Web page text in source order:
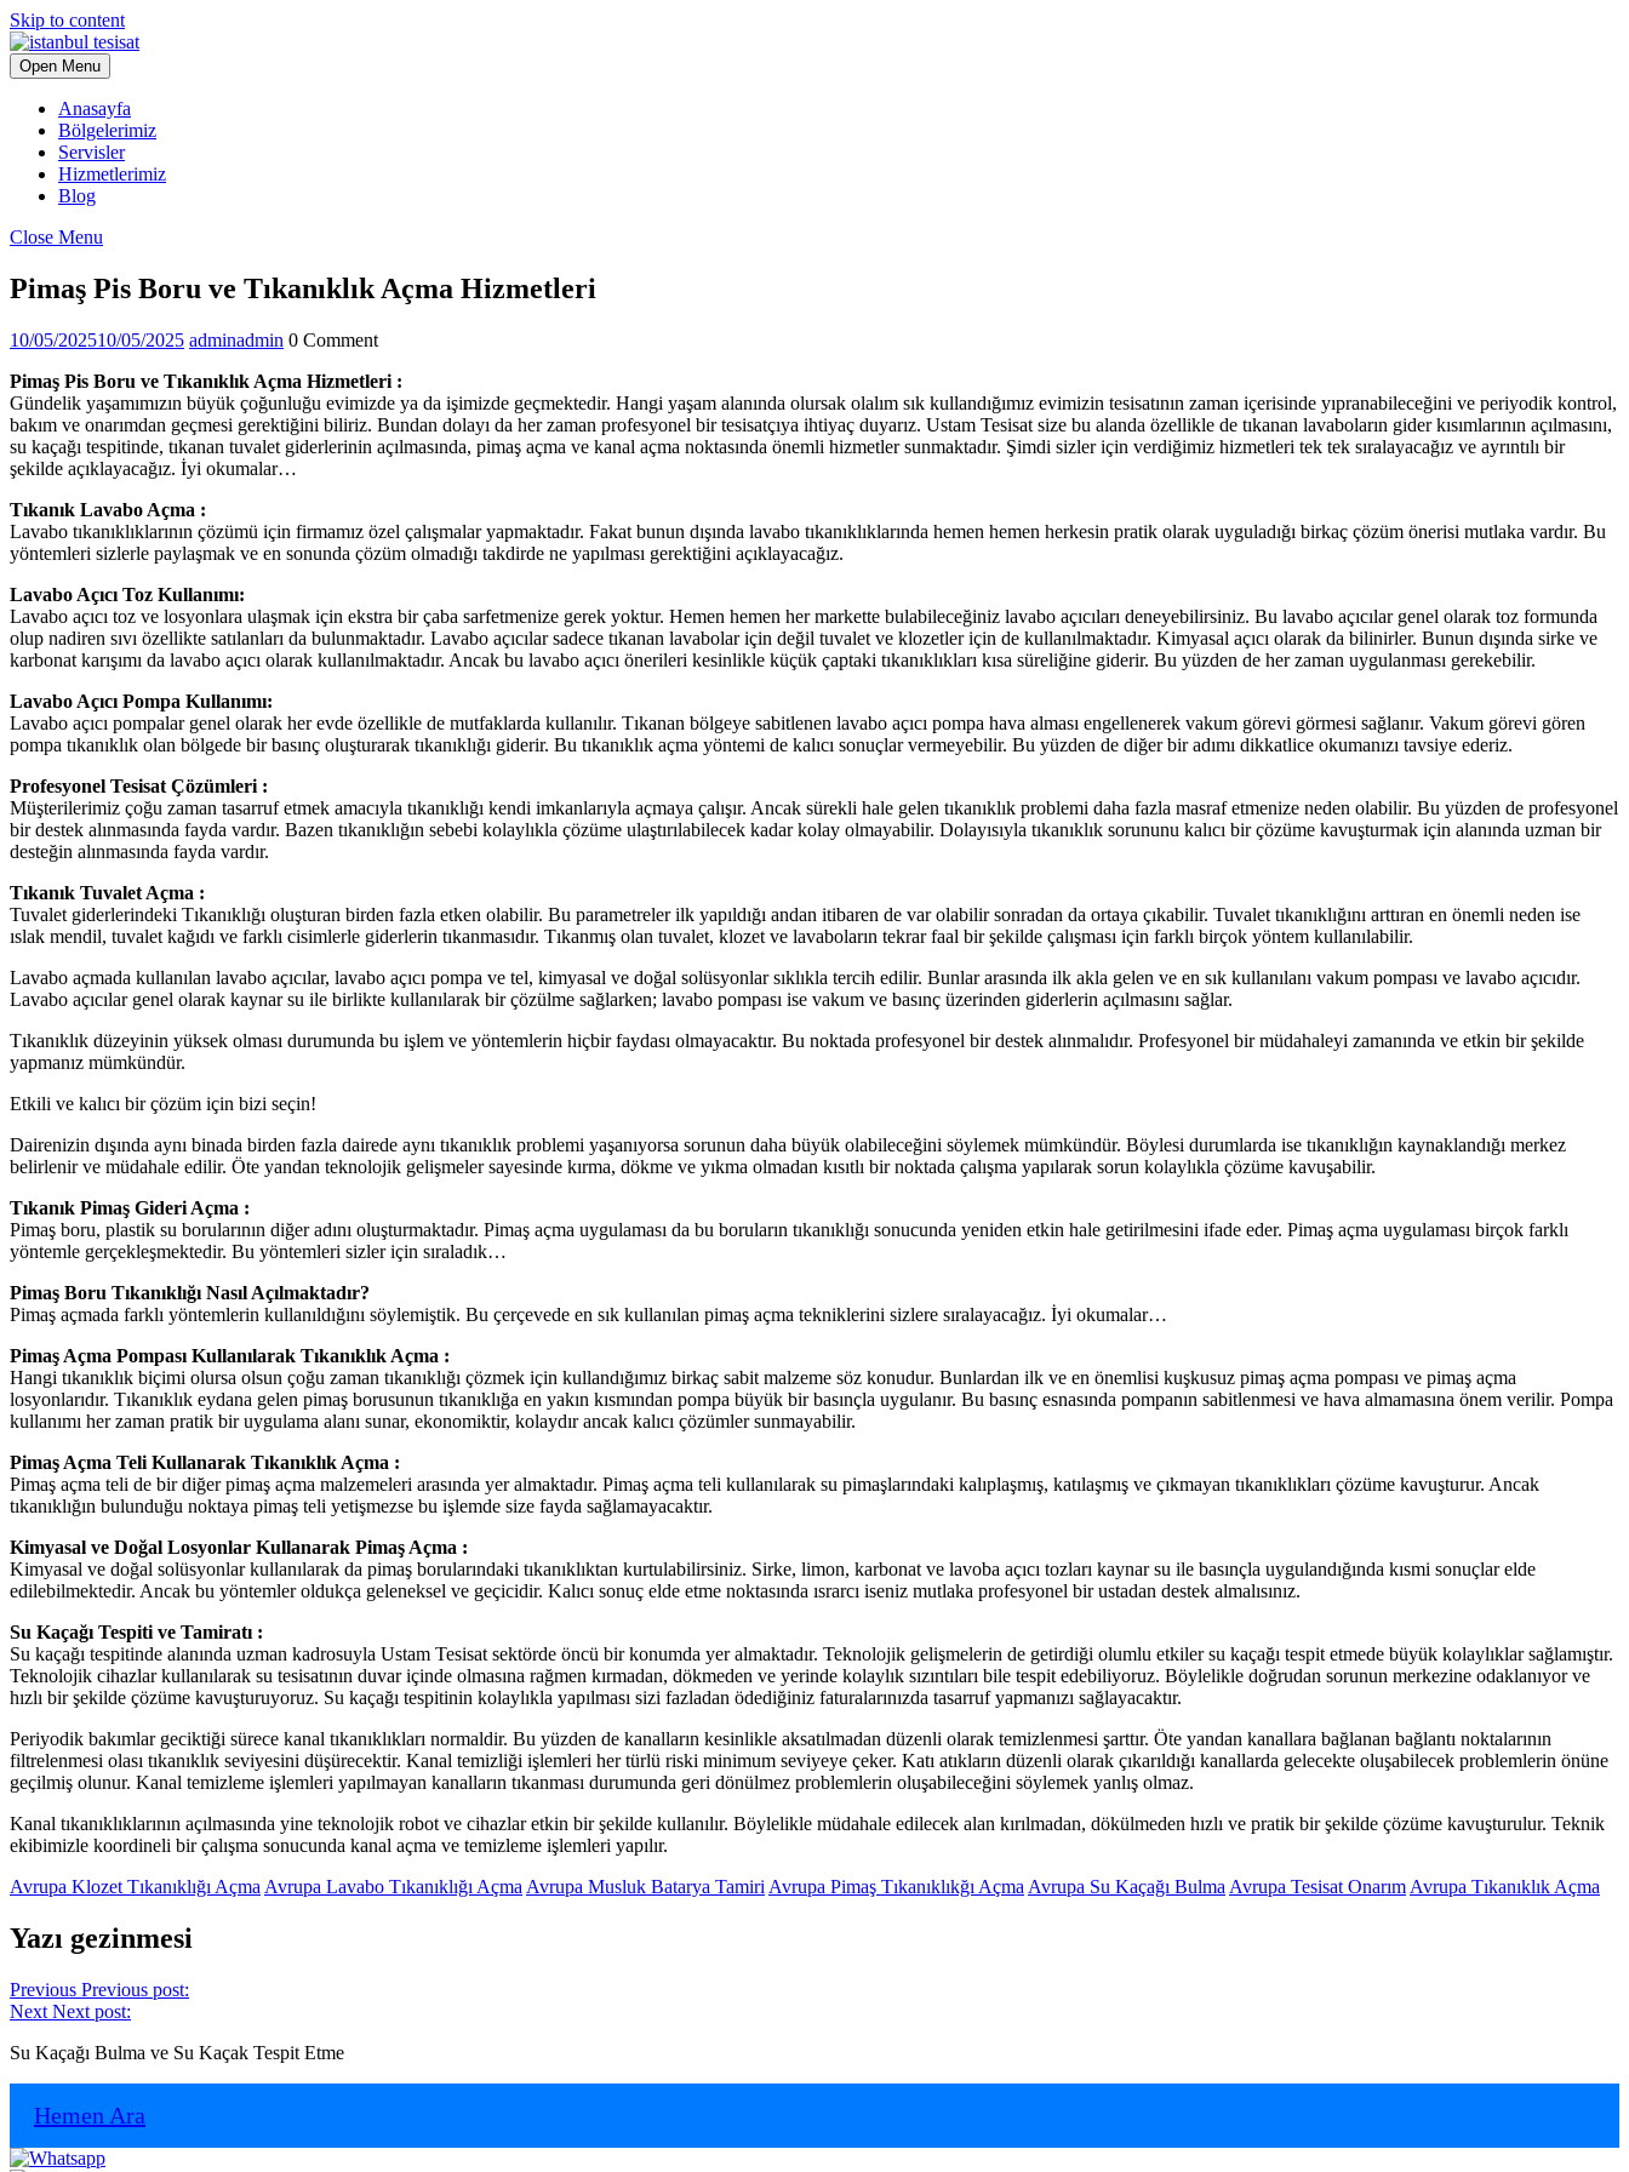
Skip to content
Open Menu
Anasayfa
Bölgelerimiz
Servisler
Hizmetlerimiz
Blog
Close Menu
Pimaş Pis Boru ve Tıkanıklık Açma Hizmetleri
10/05/202510/05/2025 adminadmin 0 Comment
Pimaş Pis Boru ve Tıkanıklık Açma Hizmetleri :
Gündelik yaşamımızın büyük çoğunluğu evimizde ya da işimizde geçmektedir. Hangi yaşam alanında olursak olalım sık kullandığımız evimizin tesisatının zaman içerisinde yıpranabileceğini ve periyodik kontrol,
bakım ve onarımdan geçmesi gerektiğini biliriz. Bundan dolayı da her zaman profesyonel bir tesisatçıya ihtiyaç duyarız. Ustam Tesisat size bu alanda özellikle de tıkanan lavaboların gider kısımlarının açılmasını,
su kaçağı tespitinde, tıkanan tuvalet giderlerinin açılmasında, pimaş açma ve kanal açma noktasında önemli hizmetler sunmaktadır. Şimdi sizler için verdiğimiz hizmetleri tek tek sıralayacağız ve ayrıntılı bir
şekilde açıklayacağız. İyi okumalar…
Tıkanık Lavabo Açma :
Lavabo tıkanıklıklarının çözümü için firmamız özel çalışmalar yapmaktadır. Fakat bunun dışında lavabo tıkanıklıklarında hemen hemen herkesin pratik olarak uyguladığı birkaç çözüm önerisi mutlaka vardır. Bu
yöntemleri sizlerle paylaşmak ve en sonunda çözüm olmadığı takdirde ne yapılması gerektiğini açıklayacağız.
Lavabo Açıcı Toz Kullanımı:
Lavabo açıcı toz ve losyonlara ulaşmak için ekstra bir çaba sarfetmenize gerek yoktur. Hemen hemen her markette bulabileceğiniz lavabo açıcıları deneyebilirsiniz. Bu lavabo açıcılar genel olarak toz formunda
olup nadiren sıvı özellikte satılanları da bulunmaktadır. Lavabo açıcılar sadece tıkanan lavabolar için değil tuvalet ve klozetler için de kullanılmaktadır. Kimyasal açıcı olarak da bilinirler. Bunun dışında sirke ve
karbonat karışımı da lavabo açıcı olarak kullanılmaktadır. Ancak bu lavabo açıcı önerileri kesinlikle küçük çaptaki tıkanıklıkları kısa süreliğine giderir. Bu yüzden de her zaman uygulanması gerekebilir.
Lavabo Açıcı Pompa Kullanımı:
Lavabo açıcı pompalar genel olarak her evde özellikle de mutfaklarda kullanılır. Tıkanan bölgeye sabitlenen lavabo açıcı pompa hava alması engellenerek vakum görevi görmesi sağlanır. Vakum görevi gören
pompa tıkanıklık olan bölgede bir basınç oluşturarak tıkanıklığı giderir. Bu tıkanıklık açma yöntemi de kalıcı sonuçlar vermeyebilir. Bu yüzden de diğer bir adımı dikkatlice okumanızı tavsiye ederiz.
Profesyonel Tesisat Çözümleri :
Müşterilerimiz çoğu zaman tasarruf etmek amacıyla tıkanıklığı kendi imkanlarıyla açmaya çalışır. Ancak sürekli hale gelen tıkanıklık problemi daha fazla masraf etmenize neden olabilir. Bu yüzden de profesyonel
bir destek alınmasında fayda vardır. Bazen tıkanıklığın sebebi kolaylıkla çözüme ulaştırılabilecek kadar kolay olmayabilir. Dolayısıyla tıkanıklık sorununu kalıcı bir çözüme kavuşturmak için alanında uzman bir
desteğin alınmasında fayda vardır.
Tıkanık Tuvalet Açma :
Tuvalet giderlerindeki Tıkanıklığı oluşturan birden fazla etken olabilir. Bu parametreler ilk yapıldığı andan itibaren de var olabilir sonradan da ortaya çıkabilir. Tuvalet tıkanıklığını arttıran en önemli neden ise
ıslak mendil, tuvalet kağıdı ve farklı cisimlerle giderlerin tıkanmasıdır. Tıkanmış olan tuvalet, klozet ve lavaboların tekrar faal bir şekilde çalışması için farklı birçok yöntem kullanılabilir.
Lavabo açmada kullanılan lavabo açıcılar, lavabo açıcı pompa ve tel, kimyasal ve doğal solüsyonlar sıklıkla tercih edilir. Bunlar arasında ilk akla gelen ve en sık kullanılanı vakum pompası ve lavabo açıcıdır.
Lavabo açıcılar genel olarak kaynar su ile birlikte kullanılarak bir çözülme sağlarken; lavabo pompası ise vakum ve basınç üzerinden giderlerin açılmasını sağlar.
Tıkanıklık düzeyinin yüksek olması durumunda bu işlem ve yöntemlerin hiçbir faydası olmayacaktır. Bu noktada profesyonel bir destek alınmalıdır. Profesyonel bir müdahaleyi zamanında ve etkin bir şekilde
yapmanız mümkündür.
Etkili ve kalıcı bir çözüm için bizi seçin!
Dairenizin dışında aynı binada birden fazla dairede aynı tıkanıklık problemi yaşanıyorsa sorunun daha büyük olabileceğini söylemek mümkündür. Böylesi durumlarda ise tıkanıklığın kaynaklandığı merkez
belirlenir ve müdahale edilir. Öte yandan teknolojik gelişmeler sayesinde kırma, dökme ve yıkma olmadan kısıtlı bir noktada çalışma yapılarak sorun kolaylıkla çözüme kavuşabilir.
Tıkanık Pimaş Gideri Açma :
Pimaş boru, plastik su borularının diğer adını oluşturmaktadır. Pimaş açma uygulaması da bu boruların tıkanıklığı sonucunda yeniden etkin hale getirilmesini ifade eder. Pimaş açma uygulaması birçok farklı
yöntemle gerçekleşmektedir. Bu yöntemleri sizler için sıraladık…
Pimaş Boru Tıkanıklığı Nasıl Açılmaktadır?
Pimaş açmada farklı yöntemlerin kullanıldığını söylemiştik. Bu çerçevede en sık kullanılan pimaş açma tekniklerini sizlere sıralayacağız. İyi okumalar…
Pimaş Açma Pompası Kullanılarak Tıkanıklık Açma :
Hangi tıkanıklık biçimi olursa olsun çoğu zaman tıkanıklığı çözmek için kullandığımız birkaç sabit malzeme söz konudur. Bunlardan ilk ve en önemlisi kuşkusuz pimaş açma pompası ve pimaş açma
losyonlarıdır. Tıkanıklık eydana gelen pimaş borusunun tıkanıklığa en yakın kısmından pompa büyük bir basınçla uygulanır. Bu basınç esnasında pompanın sabitlenmesi ve hava almamasına önem verilir. Pompa
kullanımı her zaman pratik bir uygulama alanı sunar, ekonomiktir, kolaydır ancak kalıcı çözümler sunmayabilir.
Pimaş Açma Teli Kullanarak Tıkanıklık Açma :
Pimaş açma teli de bir diğer pimaş açma malzemeleri arasında yer almaktadır. Pimaş açma teli kullanılarak su pimaşlarındaki kalıplaşmış, katılaşmış ve çıkmayan tıkanıklıkları çözüme kavuşturur. Ancak
tıkanıklığın bulunduğu noktaya pimaş teli yetişmezse bu işlemde size fayda sağlamayacaktır.
Kimyasal ve Doğal Losyonlar Kullanarak Pimaş Açma :
Kimyasal ve doğal solüsyonlar kullanılarak da pimaş borularındaki tıkanıklıktan kurtulabilirsiniz. Sirke, limon, karbonat ve lavoba açıcı tozları kaynar su ile basınçla uygulandığında kısmi sonuçlar elde
edilebilmektedir. Ancak bu yöntemler oldukça geleneksel ve geçicidir. Kalıcı sonuç elde etme noktasında ısrarcı iseniz mutlaka profesyonel bir ustadan destek almalısınız.
Su Kaçağı Tespiti ve Tamiratı :
Su kaçağı tespitinde alanında uzman kadrosuyla Ustam Tesisat sektörde öncü bir konumda yer almaktadır. Teknolojik gelişmelerin de getirdiği olumlu etkiler su kaçağı tespit etmede büyük kolaylıklar sağlamıştır.
Teknolojik cihazlar kullanılarak su tesisatının duvar içinde olmasına rağmen kırmadan, dökmeden ve yerinde kolaylık sızıntıları bile tespit edebiliyoruz. Böylelikle doğrudan sorunun merkezine odaklanıyor ve
hızlı bir şekilde çözüme kavuşturuyoruz. Su kaçağı tespitinin kolaylıkla yapılması sizi fazladan ödediğiniz faturalarınızda tasarruf yapmanızı sağlayacaktır.
Periyodik bakımlar geciktiği sürece kanal tıkanıklıkları normaldir. Bu yüzden de kanalların kesinlikle aksatılmadan düzenli olarak temizlenmesi şarttır. Öte yandan kanallara bağlanan bağlantı noktalarının
filtrelenmesi olası tıkanıklık seviyesini düşürecektir. Kanal temizliği işlemleri her türlü riski minimum seviyeye çeker. Katı atıkların düzenli olarak çıkarıldığı kanallarda gelecekte oluşabilecek problemlerin önüne
geçilmiş olunur. Kanal temizleme işlemleri yapılmayan kanalların tıkanması durumunda geri dönülmez problemlerin oluşabileceğini söylemek yanlış olmaz.
Kanal tıkanıklıklarının açılmasında yine teknolojik robot ve cihazlar etkin bir şekilde kullanılır. Böylelikle müdahale edilecek alan kırılmadan, dökülmeden hızlı ve pratik bir şekilde çözüme kavuşturulur. Teknik
ekibimizle koordineli bir çalışma sonucunda kanal açma ve temizleme işlemleri yapılır.
Avrupa Klozet Tıkanıklığı Açma Avrupa Lavabo Tıkanıklığı Açma Avrupa Musluk Batarya Tamiri Avrupa Pimaş Tıkanıklıkğı Açma Avrupa Su Kaçağı Bulma Avrupa Tesisat Onarım Avrupa Tıkanıklık Açma
Yazı gezinmesi
Previous Previous post:
Next Next post:
Su Kaçağı Bulma ve Su Kaçak Tespit Etme
Hemen Ara